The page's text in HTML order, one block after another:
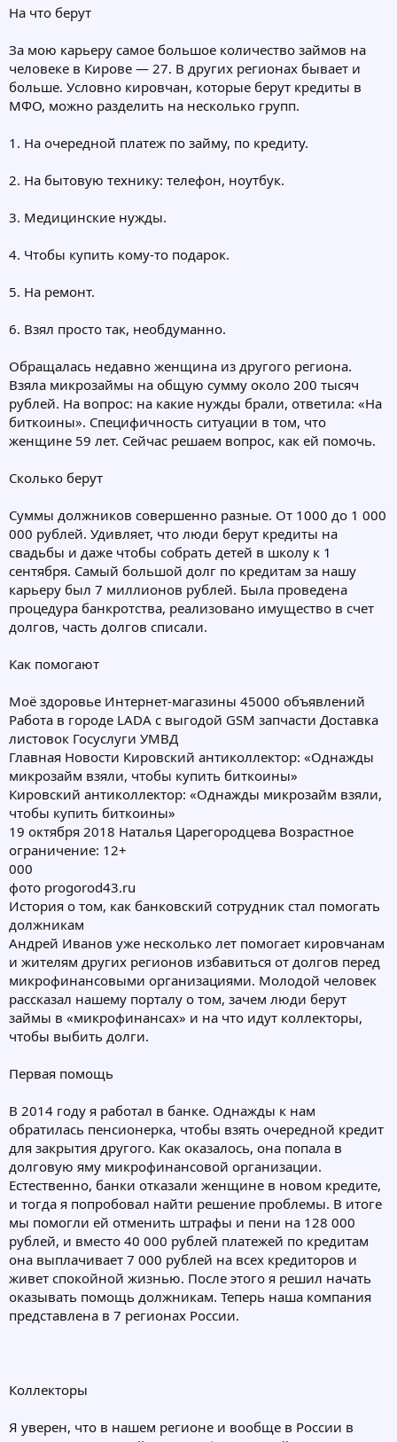
На что берут
За мою карьеру самое большое количество займов на
человеке в Кирове — 27. В других регионах бывает и
больше. Условно кировчан, которые берут кредиты в
МФО, можно разделить на несколько групп.
1. На очередной платеж по займу, по кредиту.
2. На бытовую технику: телефон, ноутбук.
3. Медицинские нужды.
4. Чтобы купить кому-то подарок.
5. На ремонт.
6. Взял просто так, необдуманно.
Обращалась недавно женщина из другого региона.
Взяла микрозаймы на общую сумму около 200 тысяч
рублей. На вопрос: на какие нужды брали, ответила: «На
биткоины». Специфичность ситуации в том, что
женщине 59 лет. Сейчас решаем вопрос, как ей помочь.
Сколько берут
Суммы должников совершенно разные. От 1000 до 1 000
000 рублей. Удивляет, что люди берут кредиты на
свадьбы и даже чтобы собрать детей в школу к 1
сентября. Самый большой долг по кредитам за нашу
карьеру был 7 миллионов рублей. Была проведена
процедура банкротства, реализовано имущество в счет
долгов, часть долгов списали.
Как помогают
Моё здоровье Интернет-магазины 45000 объявлений
Работа в городе LADA с выгодой GSM запчасти Доставка
листовок Госуслуги УМВД
Главная Новости Кировский антиколлектор: «Однажды
микрозайм взяли, чтобы купить биткоины»
Кировский антиколлектор: «Однажды микрозайм взяли,
чтобы купить биткоины»
19 октября 2018 Наталья Царегородцева Возрастное
ограничение: 12+
000
фото progorod43.ru
История о том, как банковский сотрудник стал помогать
должникам
Андрей Иванов уже несколько лет помогает кировчанам
и жителям других регионов избавиться от долгов перед
микрофинансовыми организациями. Молодой человек
рассказал нашему порталу о том, зачем люди берут
займы в «микрофинансах» и на что идут коллекторы,
чтобы выбить долги.
Первая помощь
В 2014 году я работал в банке. Однажды к нам
обратилась пенсионерка, чтобы взять очередной кредит
для закрытия другого. Как оказалось, она попала в
долговую яму микрофинансовой организации.
Естественно, банки отказали женщине в новом кредите,
и тогда я попробовал найти решение проблемы. В итоге
мы помогли ей отменить штрафы и пени на 128 000
рублей, и вместо 40 000 рублей платежей по кредитам
она выплачивает 7 000 рублей на всех кредиторов и
живет спокойной жизнью. После этого я решил начать
оказывать помощь должникам. Теперь наша компания
представлена в 7 регионах России.
Коллекторы
Я уверен, что в нашем регионе и вообще в России в